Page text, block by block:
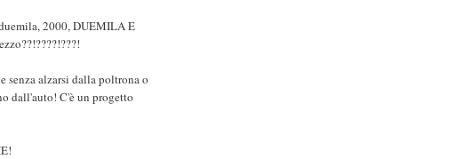
2000, DUEMILA E
senza alzarsi dalla poltrona o
dall'auto! C'è un progetto